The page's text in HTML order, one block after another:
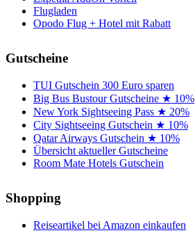
Flugladen
Opodo Flug + Hotel mit Rabatt
Gutscheine
TUI Gutschein 300 Euro sparen
Big Bus Bustour Gutscheine ★ 10%
New York Sightseeing Pass ★ 20%
City Sightseeing Gutschein ★ 10%
Qatar Airways Gutschein ★ 10%
Übersicht aktueller Gutscheine
Room Mate Hotels Gutschein
Shopping
Reiseartikel bei Amazon einkaufen